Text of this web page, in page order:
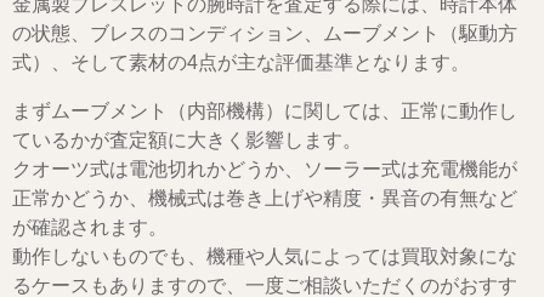
の状態、ブレスのコンディション、ムーブメント（駆動方
式）、そして素材の4点が主な評価基準となります。
まずムーブメント（内部機構）に関しては、正常に動作し
ているかが査定額に大きく影響します。
クオーツ式は電池切れかどうか、ソーラー式は充電機能が
正常かどうか、機械式は巻き上げや精度・異音の有無など
が確認されます。
動作しないものでも、機種や人気によっては買取対象にな
るケースもありますので、一度ご相談いただくのがおすす